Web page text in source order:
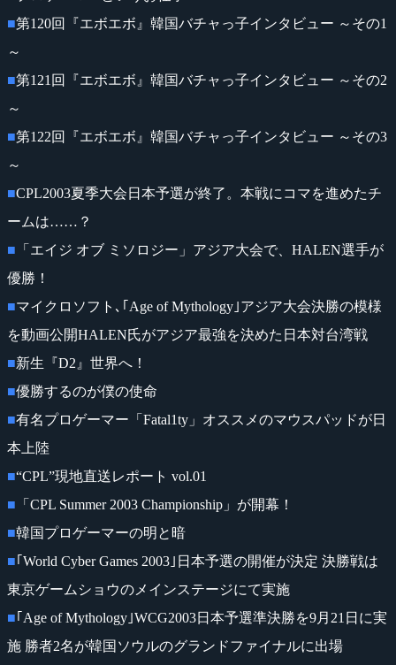
■第120回『エボエボ』韓国バチャっ子インタビュー ～その1
～
■第121回『エボエボ』韓国バチャっ子インタビュー ～その2
～
■第122回『エボエボ』韓国バチャっ子インタビュー ～その3
～
■CPL2003夏季大会日本予選が終了。本戦にコマを進めたチ
ームは……？
■ 「エイジ オブ ミソロジー」アジア大会で、HALEN選手が
優勝！
■マイクロソフト､｢Age of Mythology｣アジア大会決勝の模様
を動画公開HALEN氏がアジア最強を決めた日本対台湾戦
■新生『D2』世界へ！
■優勝するのが僕の使命
■有名プロゲーマー「Fatal1ty」オススメのマウスパッドが日
本上陸
■“CPL”現地直送レポート vol.01
■ 「CPL Summer 2003 Championship」が開幕！
■韓国プロゲーマーの明と暗
■｢World Cyber Games 2003｣日本予選の開催が決定 決勝戦は
東京ゲームショウのメインステージにて実施
■｢Age of Mythology｣WCG2003日本予選準決勝を9月21日に実
施 勝者2名が韓国ソウルのグランドファイナルに出場